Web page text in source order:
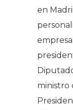
en
ministro